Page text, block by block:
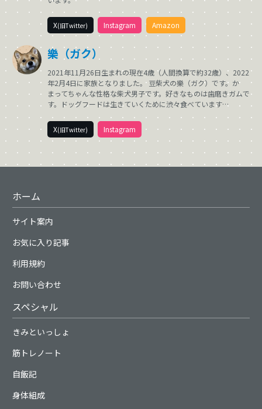
X(旧Twitter) Instagram Amazon
樂（ガク）
2021年11月26日生まれの現在4歳（人間換算で約32歳）、2022
年2月4日に家族となりました。 豆柴犬の樂（ガク）です。か
まってちゃんな性格な柴犬男子です。好きなものは歯磨きガムで
す。ドッグフードは生きていくために渋々食べています…
X(旧Twitter) Instagram
ホーム
サイト案内
お気に入り記事
利用規約
お問い合わせ
スペシャル
きみといっしょ
筋トレノート
自飯記
身体組成